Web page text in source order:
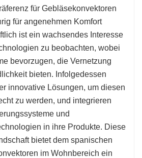
für Gebläsekonvektoren
für angenehmen Komfort
ist ein wachsendes Interesse
zu beobachten, wobei
bevorzugen, die Vernetzung
bieten. Infolgedessen
innovative Lösungen, um diesen
zu werden, und integrieren
und
in ihre Produkte. Diese
bietet dem spanischen
im Wohnbereich ein